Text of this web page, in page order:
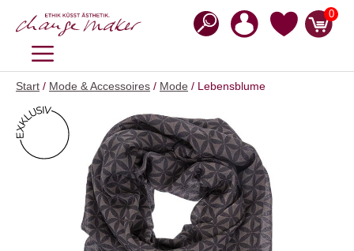
Inhalt
0
MENÜ
Start / Mode & Accessoires / Mode / Lebensblume